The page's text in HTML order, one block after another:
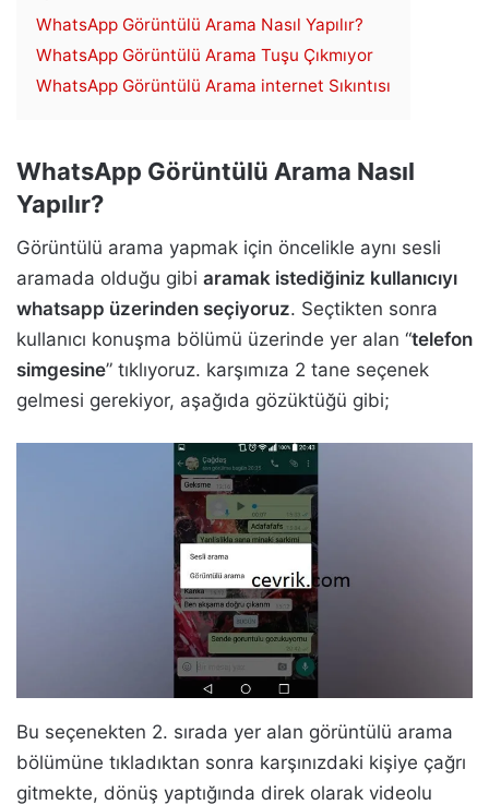
WhatsApp Görüntülü Arama Nasıl Yapılır?
WhatsApp Görüntülü Arama Tuşu Çıkmıyor
WhatsApp Görüntülü Arama internet Sıkıntısı
WhatsApp Görüntülü Arama Nasıl
Yapılır?
Görüntülü arama yapmak için öncelikle aynı sesli
aramada olduğu gibi aramak istediğiniz kullanıcıyı
whatsapp üzerinden seçiyoruz. Seçtikten sonra
kullanıcı konuşma bölümü üzerinde yer alan “telefon
simgesine” tıklıyoruz. karşımıza 2 tane seçenek
gelmesi gerekiyor, aşağıda gözüktüğü gibi;
Bu seçenekten 2. sırada yer alan görüntülü arama
bölümüne tıkladıktan sonra karşınızdaki kişiye çağrı
gitmekte, dönüş yaptığında direk olarak videolu